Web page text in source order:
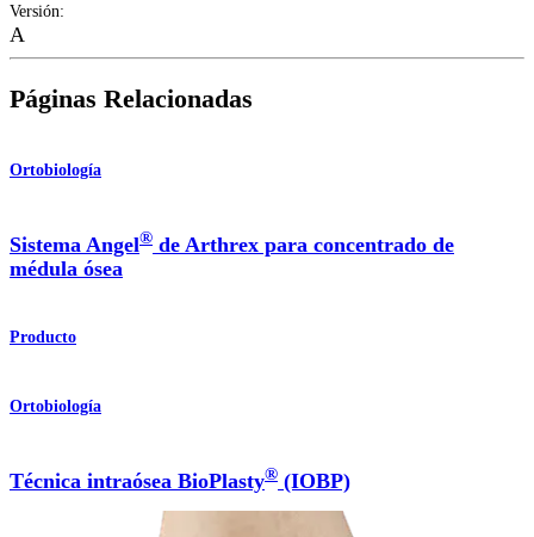
Versión:
A
Páginas Relacionadas
Ortobiología
Sistema Angel® de Arthrex para concentrado de
médula ósea
Producto
Ortobiología
Técnica intraósea BioPlasty® (IOBP)